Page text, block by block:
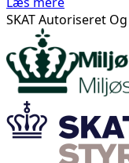
SKAT Autoriseret